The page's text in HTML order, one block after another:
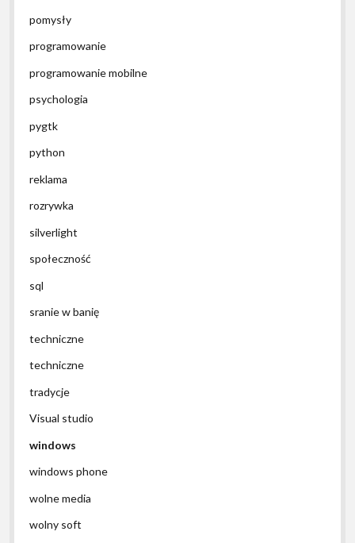
pomysły
programowanie
programowanie mobilne
psychologia
pygtk
python
reklama
rozrywka
silverlight
społeczność
sql
sranie w banię
techniczne
techniczne
tradycje
Visual studio
windows
windows phone
wolne media
wolny soft